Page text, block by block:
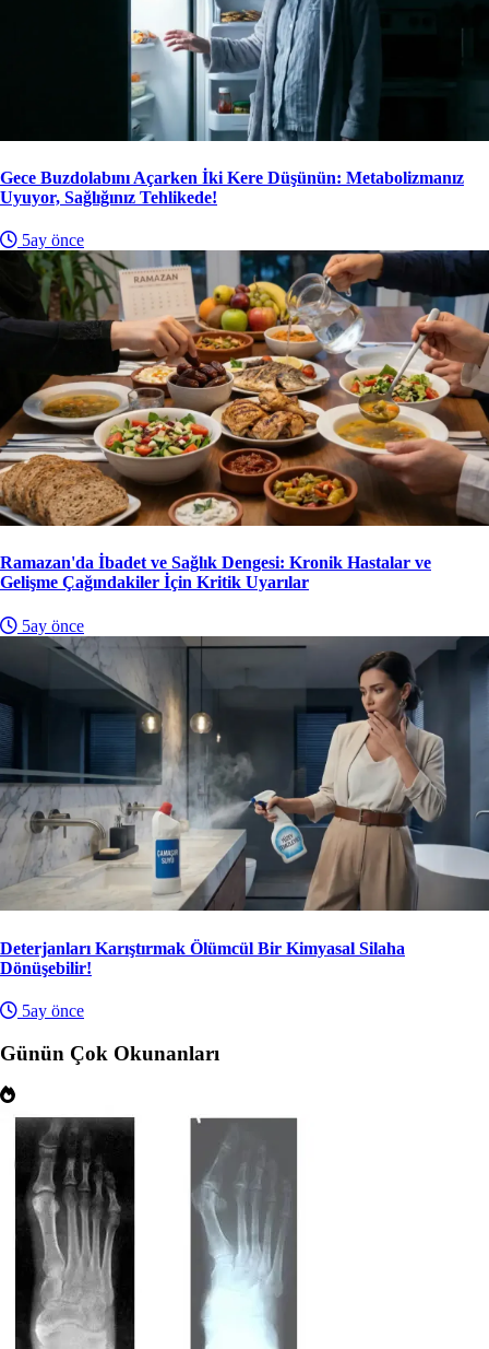
Gece Buzdolabını Açarken İki Kere Düşünün: Metabolizmanız
Uyuyor, Sağlığınız Tehlikede!
5ay önce
Ramazan'da İbadet ve Sağlık Dengesi: Kronik Hastalar ve
Gelişme Çağındakiler İçin Kritik Uyarılar
5ay önce
Deterjanları Karıştırmak Ölümcül Bir Kimyasal Silaha
Dönüşebilir!
5ay önce
Günün Çok Okunanları